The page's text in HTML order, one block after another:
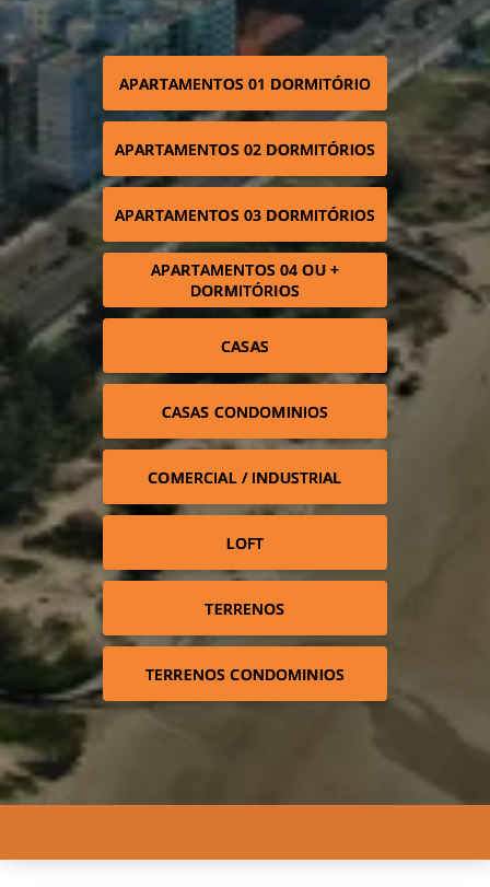
APARTAMENTOS 01 DORMITÓRIO
APARTAMENTOS 02 DORMITÓRIOS
APARTAMENTOS 03 DORMITÓRIOS
APARTAMENTOS 04 OU +
DORMITÓRIOS
CASAS
CASAS CONDOMINIOS
COMERCIAL / INDUSTRIAL
LOFT
TERRENOS
TERRENOS CONDOMINIOS